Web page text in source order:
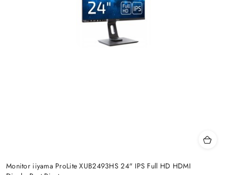
Monitor iiyama ProLite XUB2493HS 24" IPS Full HD HDMI